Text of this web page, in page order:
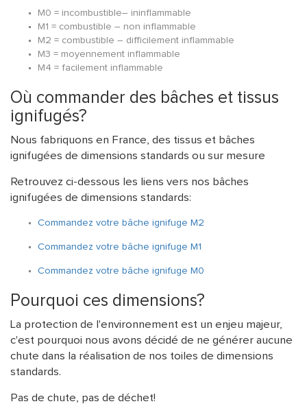
M0 = incombustible– ininflammable
M1 = combustible – non inflammable
M2 = combustible – difficilement inflammable
M3 = moyennement inflammable
M4 = facilement inflammable
Où commander des bâches et tissus
ignifugés?
Nous fabriquons en France, des tissus et bâches
ignifugées de dimensions standards ou sur mesure
Retrouvez ci-dessous les liens vers nos bâches
ignifugées de dimensions standards:
Commandez votre bâche ignifuge M2
Commandez votre bâche ignifuge M1
Commandez votre bâche ignifuge M0
Pourquoi ces dimensions?
La protection de l'environnement est un enjeu majeur,
c'est pourquoi nous avons décidé de ne générer aucune
chute dans la réalisation de nos toiles de dimensions
standards.
Pas de chute, pas de déchet!